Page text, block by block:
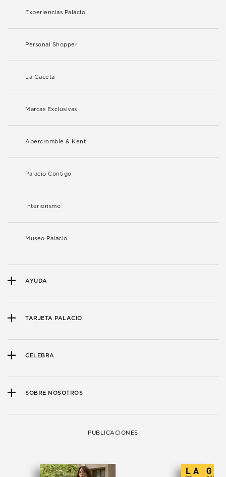
Experiencias Palacio
Personal Shopper
La Gaceta
Marcas Exclusivas
Abercrombie & Kent
Palacio Contigo
Interiorismo
Museo Palacio
AYUDA
TARJETA PALACIO
CELEBRA
SOBRE NOSOTROS
PUBLICACIONES